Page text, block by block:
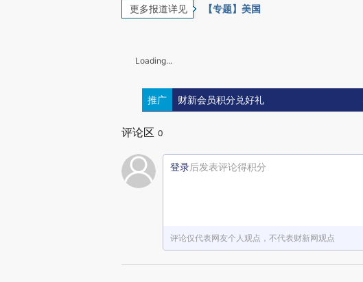
更多报道详见 【专题】美国
Loading...
推广 财新会员积分兑好礼
评论区 0
登录后发表评论得积分
评论仅代表网友个人观点，不代表财新网观点